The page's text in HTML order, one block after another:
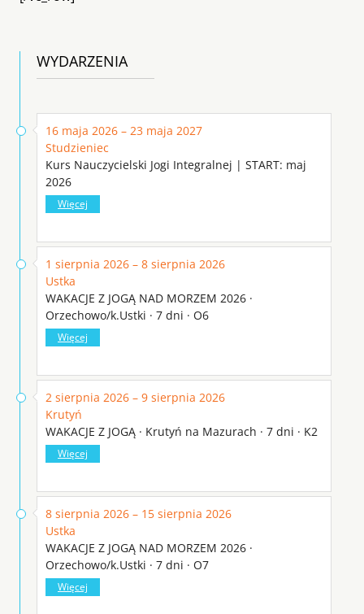
WYDARZENIA
16 maja 2026 – 23 maja 2027
Studzieniec
Kurs Nauczycielski Jogi Integralnej | START: maj
2026
Więcej
1 sierpnia 2026 – 8 sierpnia 2026
Ustka
WAKACJE Z JOGĄ NAD MORZEM 2026 ·
Orzechowo/k.Ustki · 7 dni · O6
Więcej
2 sierpnia 2026 – 9 sierpnia 2026
Krutyń
WAKACJE Z JOGĄ · Krutyń na Mazurach · 7 dni · K2
Więcej
8 sierpnia 2026 – 15 sierpnia 2026
Ustka
WAKACJE Z JOGĄ NAD MORZEM 2026 ·
Orzechowo/k.Ustki · 7 dni · O7
Więcej